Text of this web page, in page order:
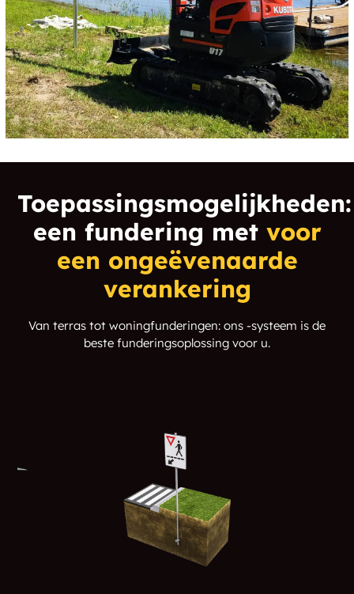
Toepassingsmogelijkheden:
een fundering met voor
een ongeëvenaarde
verankering
Van terras tot woningfunderingen: ons -systeem is de
beste funderingsoplossing voor u.